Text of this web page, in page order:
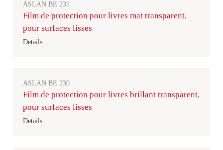
ASLAN BE 231
Film de protection pour livres mat transparent,
pour surfaces lisses
Details
ASLAN BE 230
Film de protection pour livres brillant transparent,
pour surfaces lisses
Details